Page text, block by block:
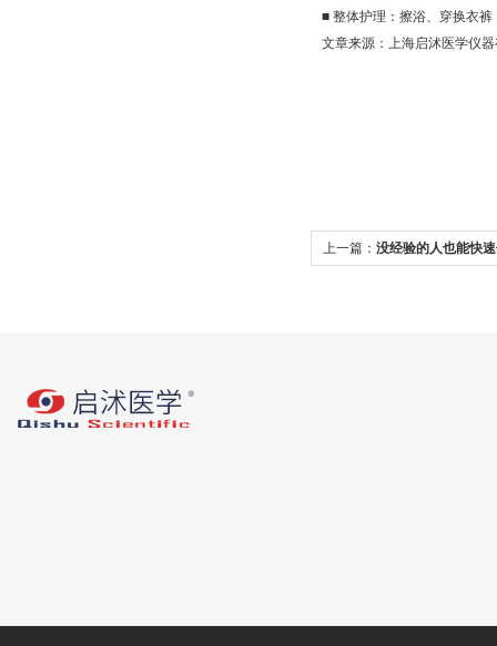
■ 整体护理：擦浴、穿换衣裤
文章来源：上海启沭医学仪
上一篇： 没经验的人也能快